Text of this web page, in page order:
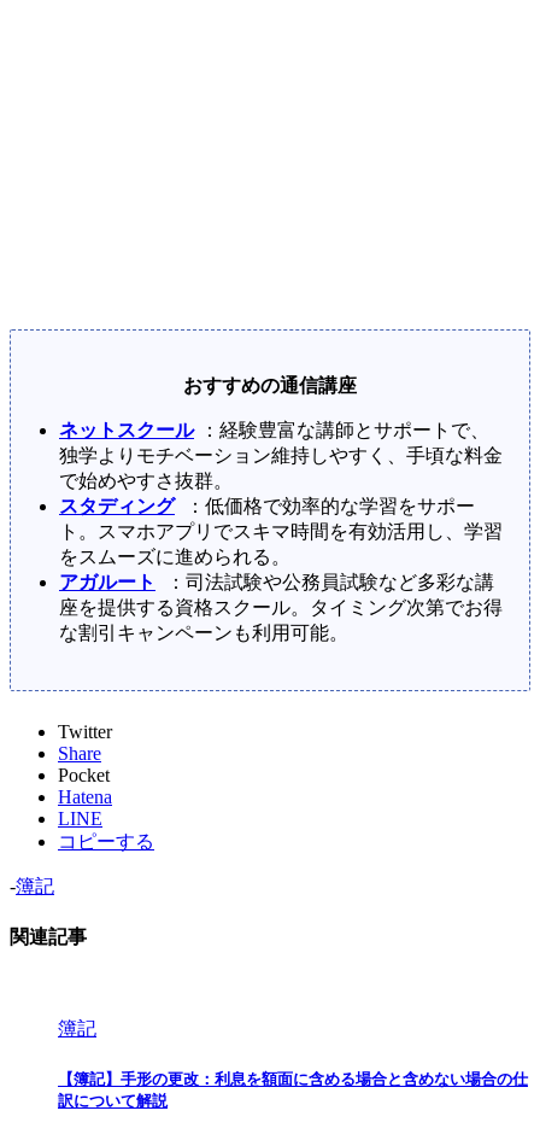
おすすめの通信講座
ネットスクール
：経験豊富な講師とサポートで、
独学よりモチベーション維持しやすく、手頃な料金
で始めやすさ抜群。
スタディング
：低価格で効率的な学習をサポー
ト。スマホアプリでスキマ時間を有効活用し、学習
をスムーズに進められる。
アガルート
：司法試験や公務員試験など多彩な講
座を提供する資格スクール。タイミング次第でお得
な割引キャンペーンも利用可能。
Twitter
Share
Pocket
Hatena
LINE
コピーする
-簿記
関連記事
簿記
【簿記】手形の更改：利息を額面に含める場合と含めない場合の仕
訳について解説